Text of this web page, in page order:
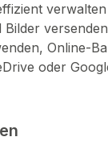
Bilder
Online-
oder